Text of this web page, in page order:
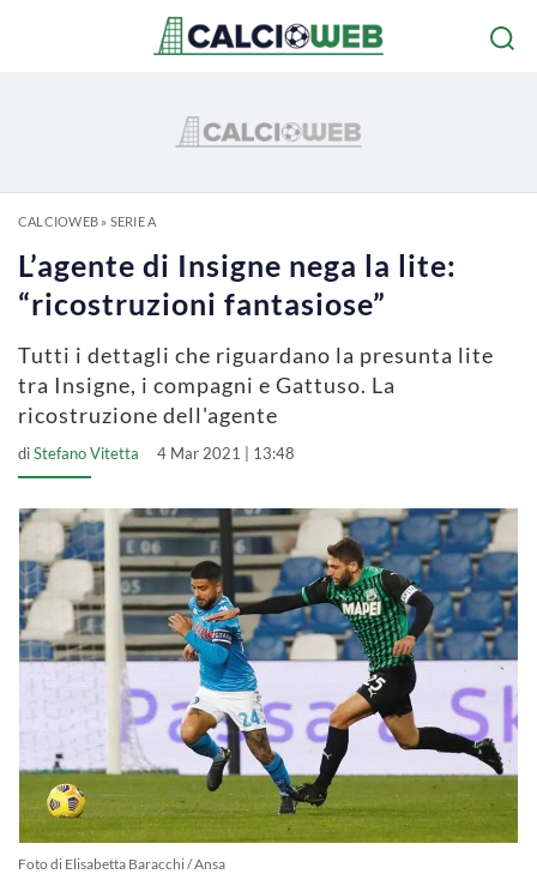
CALCIOWEB» SERIE A
L’agente di Insigne nega la lite:
“ricostruzioni fantasiose”
Tutti i dettagli che riguardano la presunta lite
tra Insigne, i compagni e Gattuso. La
ricostruzione dell'agente
diStefano Vitetta 4 Mar 2021 | 13:48
Foto di Elisabetta Baracchi / Ansa